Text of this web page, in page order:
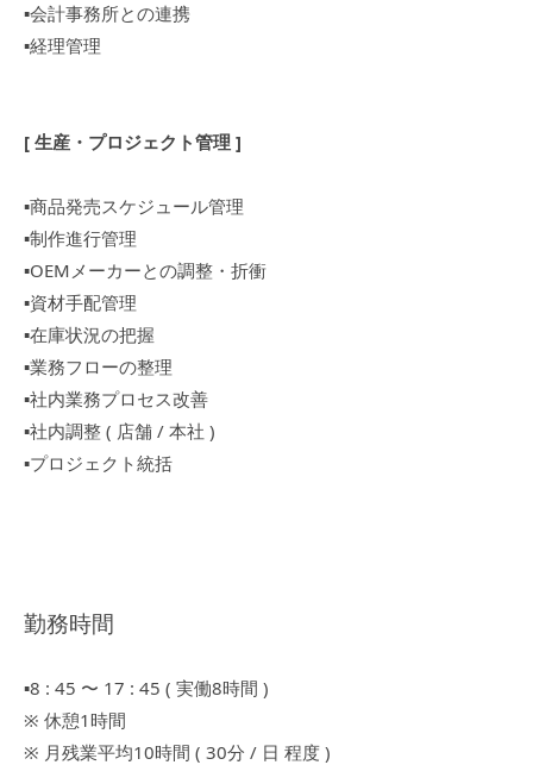
▪︎会計事務所との連携
▪︎経理管理
[ 生産・プロジェクト管理 ]
▪︎商品発売スケジュール管理
▪︎制作進行管理
▪︎OEMメーカーとの調整・折衝
▪︎資材手配管理
▪︎在庫状況の把握
▪︎業務フローの整理
▪︎社内業務プロセス改善
▪︎社内調整 ( 店舗 / 本社 )
▪︎プロジェクト統括
勤務時間
▪︎8 : 45 〜 17 : 45 ( 実働8時間 )
※ 休憩1時間
※ 月残業平均10時間 ( 30分 / 日 程度 )